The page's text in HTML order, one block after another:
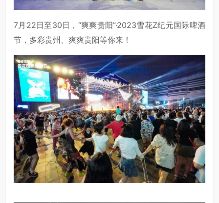
7月22日至30日，“爽爽贵阳”·2023雪花Z纪元国际啤酒
节，多彩贵州、爽爽贵阳等你来！